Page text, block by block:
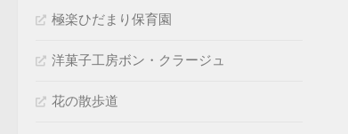
極楽ひだまり保育園
洋菓子工房ボン・クラージュ
花の散歩道